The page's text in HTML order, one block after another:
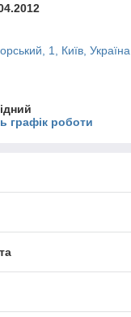
1, Київ, Україна
графік роботи